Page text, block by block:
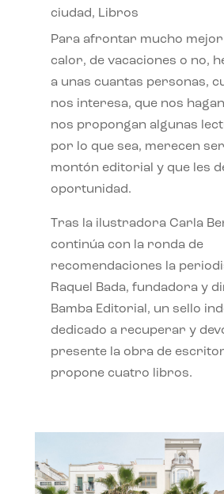
ciudad, Libros
Para afrontar mucho mejor
calor, de vacaciones o no,
a unas cuantas personas,
nos interesa, que nos
nos propongan algunas
por lo que sea, merecen
montón editorial y que les
oportunidad.
Tras la ilustradora Carla
continúa con la ronda de
recomendaciones la
Raquel Bada, fundadora y
Bamba Editorial, un sello
dedicado a recuperar y
presente la obra de
propone cuatro libros.